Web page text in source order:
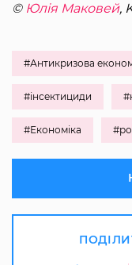
© Юлія Маковей,
#Антикризова
#інсектициди
#Економіка